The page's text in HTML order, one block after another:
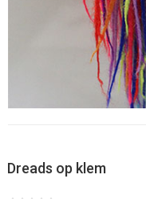
Dreads op klem